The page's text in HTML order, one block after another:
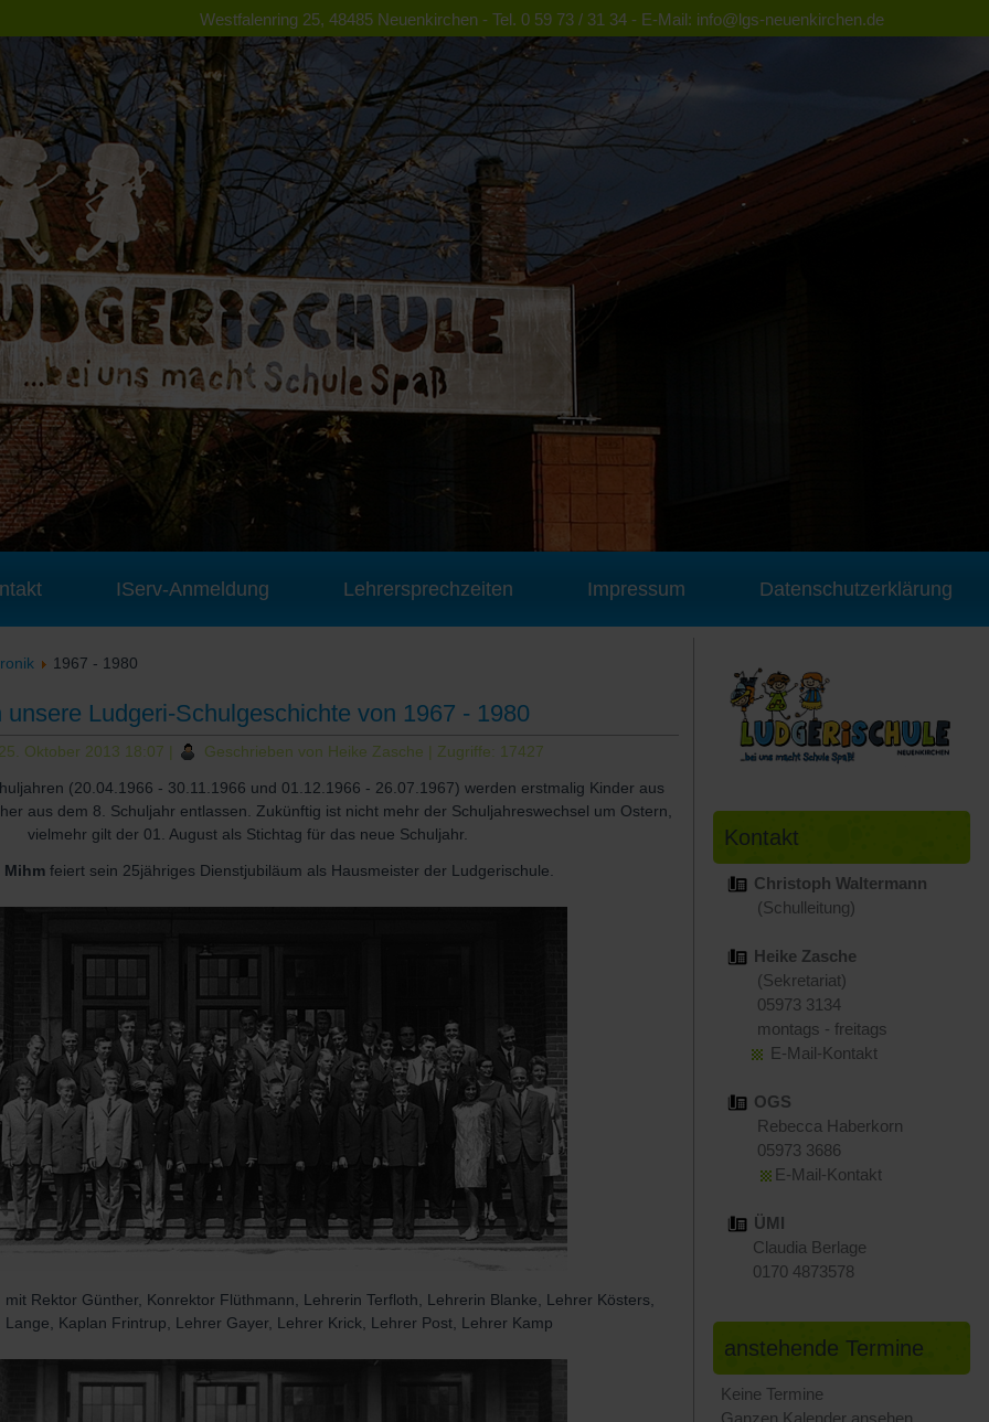
Westfalenring 25, 48485 Neuenkirchen - Tel. 0 59 73 / 31 34 - E-Mail: info@lgs-neuenkirchen.de
IServ-Anmeldung Lehrersprechzeiten Impressum Datenschutzerklärung
1967 - 1980
Ludgeri-Schulgeschichte von 1967 - 1980
Oktober 2013 18:07 | Geschrieben von Heike Zasche | Zugriffe: 17427
(20.04.1966 - 30.11.1966 und 01.12.1966 - 26.07.1967) werden erstmalig Kinder aus
aus dem 8. Schuljahr entlassen. Zukünftig ist nicht mehr der Schuljahreswechsel um Ostern,
vielmehr gilt der 01. August als Stichtag für das neue Schuljahr.
Mihm feiert sein 25jähriges Dienstjubiläum als Hausmeister der Ludgerischule.
Rektor Günther, Konrektor Flüthmann, Lehrerin Terfloth, Lehrerin Blanke, Lehrer Kösters,
Lange, Kaplan Frintrup, Lehrer Gayer, Lehrer Krick, Lehrer Post, Lehrer Kamp
Kontakt
Christoph Waltermann
(Schulleitung)
Heike Zasche
(Sekretariat)
05973 3134
montags - freitags
E-Mail-Kontakt
OGS
Rebecca Haberkorn
05973 3686
E-Mail-Kontakt
ÜMI
Claudia Berlage
0170 4873578
anstehende Termine
Keine Termine
Ganzen Kalender ansehen